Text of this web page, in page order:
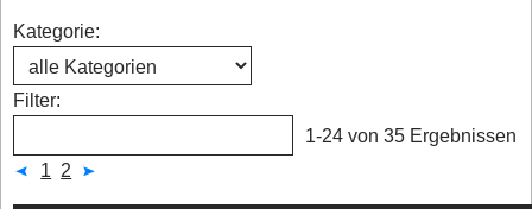
Kategorie:
Filter:
1-24 von 35 Ergebnissen
1 2